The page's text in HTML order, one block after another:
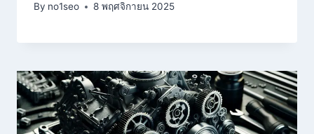
By no1seo 8 พฤศจิกายน 2025